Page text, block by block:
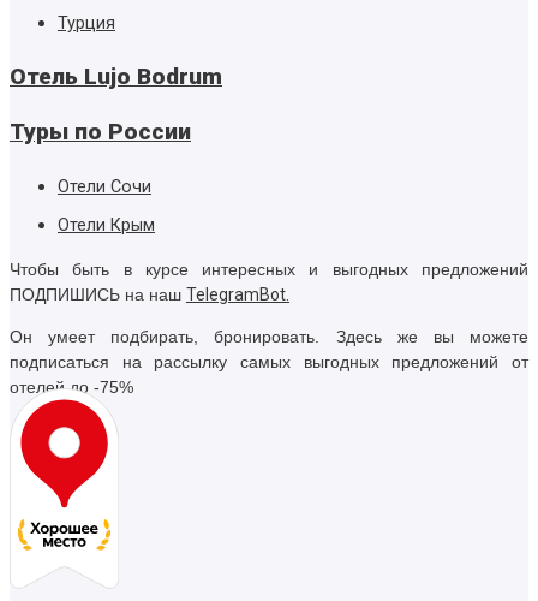
Турция
Отель Lujo Bodrum
Туры по России
Отели Сочи
Отели Крым
Чтобы быть в курсе интересных и выгодных предложений
ПОДПИШИСЬ на наш TelegramBot.
Он умеет подбирать, бронировать. Здесь же вы можете
подписаться на рассылку самых выгодных предложений от
отелей до -75%